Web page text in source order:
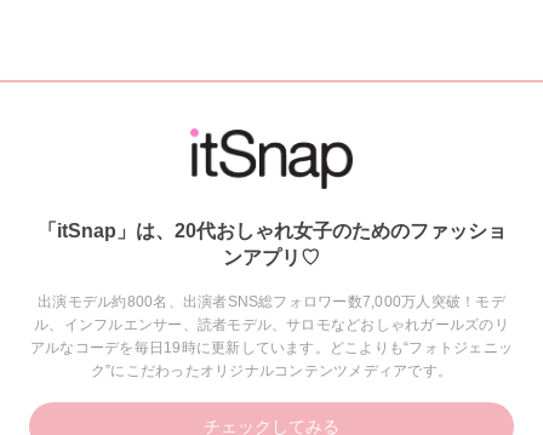
「itSnap」は、20代おしゃれ女子のためのファッショ
ンアプリ♡
出演モデル約800名、出演者SNS総フォロワー数7,000万人突破！モデ
ル、インフルエンサー、読者モデル、サロモなどおしゃれガールズのリ
アルなコーデを毎日19時に更新しています。どこよりも“フォトジェニッ
ク”にこだわったオリジナルコンテンツメディアです。
チェックしてみる